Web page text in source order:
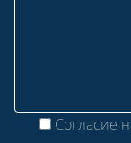
Согласие